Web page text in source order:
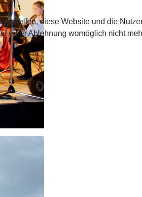
helfen, diese Website und die
einer Ablehnung womöglich nicht